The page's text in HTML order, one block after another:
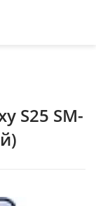
S25 SM-